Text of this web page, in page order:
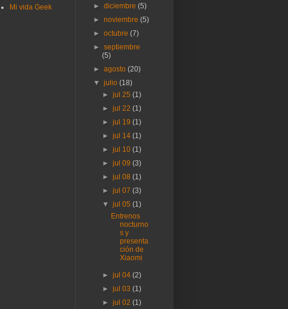
Mi vida Geek
►diciembre(5)
►noviembre(5)
►octubre(7)
►septiembre
(5)
►agosto(20)
▼julio(18)
► jul 25 (1)
► jul 22 (1)
► jul 19 (1)
► jul 14 (1)
► jul 10 (1)
► jul 09 (3)
► jul 08 (1)
► jul 07 (3)
▼ jul 05 (1)
Entrenos
nocturno
s y
presenta
ción de
Xiaomi
► jul 04 (2)
► jul 03 (1)
► jul 02 (1)